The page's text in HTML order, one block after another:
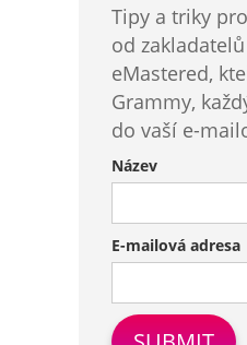
Tipy a triky
od
eMastered,
Grammy,
do vaší e-
Název
E-mailová adresa